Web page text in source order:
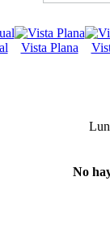
Vista Plana
No